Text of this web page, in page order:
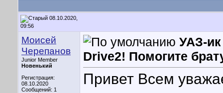
08.10.2020,
09:56
Моисей
Черепанов
Junior Member
Новенький
Регистрация:
08.10.2020
Сообщений: 1
УАЗ-
Drive2! Помогите
Привет Всем